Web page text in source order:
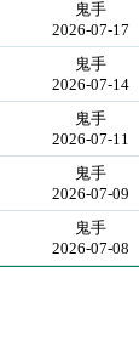
鬼手
2026-07-17
鬼手
2026-07-14
鬼手
2026-07-11
鬼手
2026-07-09
鬼手
2026-07-08